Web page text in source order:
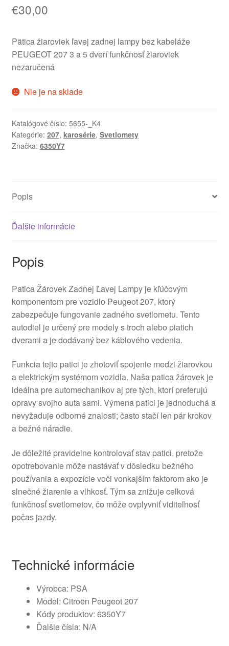
€30,00
Pätica žiaroviek ľavej zadnej lampy bez kabeláže
PEUGEOT 207 3 a 5 dverí funkčnosť žiaroviek
nezaručená
Nie je na sklade
Katalógové číslo: 5655-_K4
Kategórie: 207, karosérie, Svetlomety
Značka: 6350Y7
Popis
Ďalšie informácie
Popis
Patica Žárovek Zadnej Ľavej Lampy je kľúčovým
komponentom pre vozidlo Peugeot 207, ktorý
zabezpečuje fungovanie zadného svetlometu. Tento
autodiel je určený pre modely s troch alebo piatich
dverami a je dodávaný bez káblového vedenia.
Funkcia tejto patici je zhotoviť spojenie medzi žiarovkou
a elektrickým systémom vozidla. Naša patica žárovek je
ideálna pre automechanikov aj pre tých, ktorí preferujú
opravy svojho auta sami. Výmena patici je jednoduchá a
nevyžaduje odborné znalosti; často stačí len pár krokov
a bežné náradie.
Je dôležité pravidelne kontrolovať stav patici, pretože
opotrebovanie môže nastávať v dôsledku bežného
používania a expozície voči vonkajším faktorom ako je
slnečné žiarenie a vlhkosť. Tým sa znižuje celková
funkčnosť svetlometov, čo môže ovplyvniť viditeľnosť
počas jazdy.
Technické informácie
Výrobca: PSA
Model: Citroën Peugeot 207
Kódy produktov: 6350Y7
Ďalšie čísla: N/A